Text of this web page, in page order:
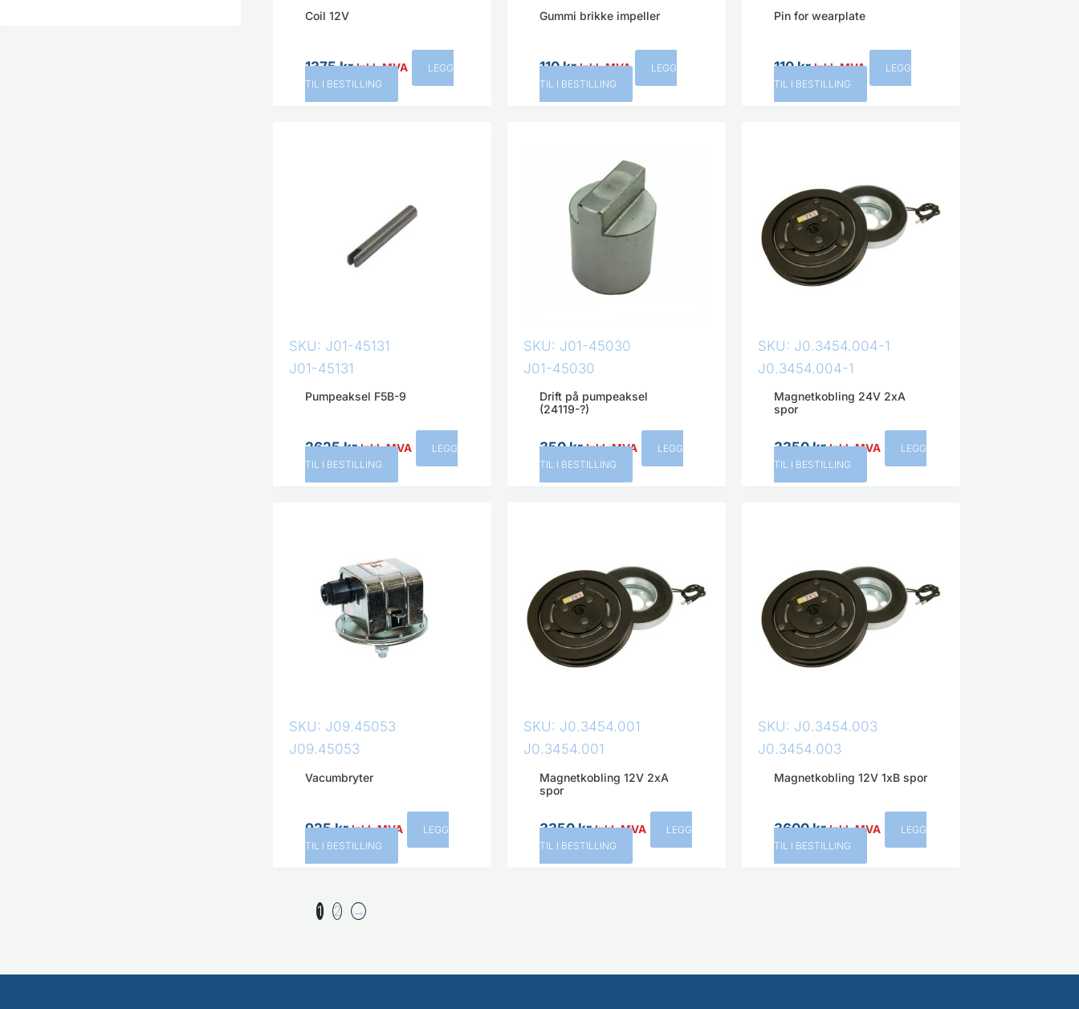
Coil 12V
1375kr Inkl. MVA
LEGG
TIL I BESTILLING
Gummi brikke impeller
110kr Inkl. MVA
LEGG
TIL I BESTILLING
Pin for wearplate
110kr Inkl. MVA
LEGG
TIL I BESTILLING
SKU: J01-45131
J01-45131
Pumpeaksel F5B-9
2625kr Inkl. MVA
LEGG
TIL I BESTILLING
SKU: J01-45030
J01-45030
Drift på pumpeaksel
(24119-?)
350kr Inkl. MVA
LEGG
TIL I BESTILLING
SKU: J0.3454.004-1
J0.3454.004-1
Magnetkobling 24V 2xA
spor
3350kr Inkl. MVA
LEGG
TIL I BESTILLING
SKU: J09.45053
J09.45053
Vacumbryter
925kr Inkl. MVA
LEGG
TIL I BESTILLING
SKU: J0.3454.001
J0.3454.001
Magnetkobling 12V 2xA
spor
3350kr Inkl. MVA
LEGG
TIL I BESTILLING
SKU: J0.3454.003
J0.3454.003
Magnetkobling 12V 1xB spor
3600kr Inkl. MVA
LEGG
TIL I BESTILLING
1 2 →